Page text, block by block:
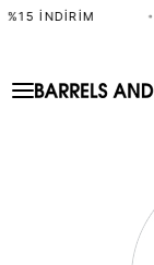
%15 İNDIRIM •